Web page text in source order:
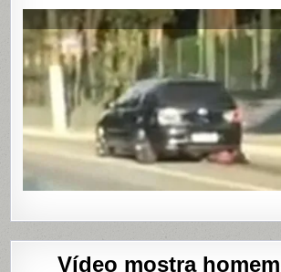
Vídeo mostra